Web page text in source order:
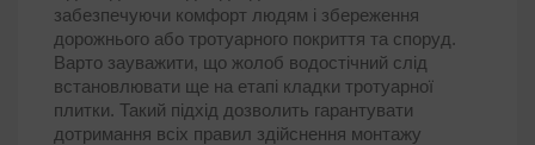
забезпечуючи комфорт людям і збереження
дорожнього або тротуарного покриття та споруд.
Варто зауважити, що жолоб водостічний слід
встановлювати ще на етапі кладки тротуарної
плитки. Такий підхід дозволить гарантувати
дотримання всіх правил здійснення монтажу